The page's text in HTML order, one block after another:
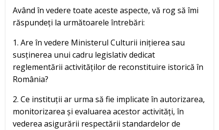
Având în vedere toate aceste aspecte, vă rog să îmi
răspundeți la următoarele întrebări:
1. Are în vedere Ministerul Culturii inițierea sau
susținerea unui cadru legislativ dedicat
reglementării activităților de reconstituire istorică în
România?
2. Ce instituții ar urma să fie implicate în autorizarea,
monitorizarea și evaluarea acestor activități, în
vederea asigurării respectării standardelor de